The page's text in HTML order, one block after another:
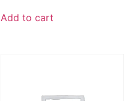
Add to cart